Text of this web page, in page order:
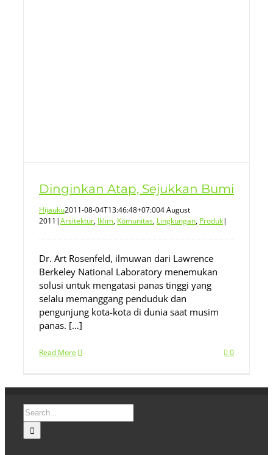
Dinginkan Atap, Sejukkan Bumi
Hijauku2011-08-04T13:46:48+07:004 August
2011 |Arsitektur, Iklim, Komunitas, Lingkungan, Produk|
Dr. Art Rosenfeld, ilmuwan dari Lawrence
Berkeley National Laboratory menemukan
solusi untuk mengatasi panas tinggi yang
selalu memanggang penduduk dan
pengunjung kota-kota di dunia saat musim
panas. […]
Read More 0
Search
for: